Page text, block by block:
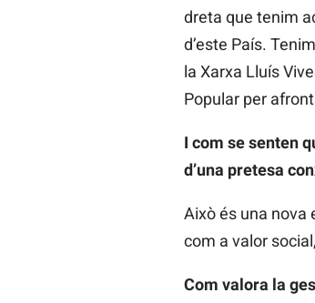
dreta que tenim
d’este País.
la Xarxa Lluís
Popular per
I com se senten
d’una pretesa
Això és una nova
com a valor
Com valora la